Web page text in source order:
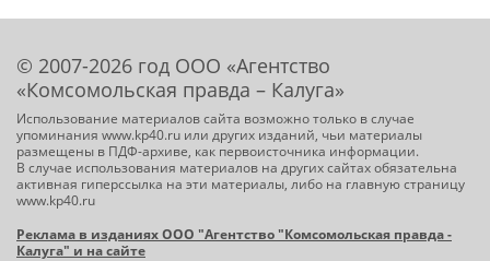
© 2007-2026 год ООО «Агентство
«Комсомольская правда – Калуга»
Использование материалов сайта возможно только в случае
упоминания www.kp40.ru или других изданий, чьи материалы
размещены в ПДФ-архиве, как первоисточника информации.
В случае использования материалов на других сайтах обязательна
активная гиперссылка на эти материалы, либо на главную страницу
www.kp40.ru
Реклама в изданиях ООО "Агентство "Комсомольская правда -
Калуга" и на сайте